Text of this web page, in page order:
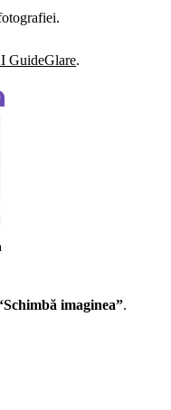
GuideGlare.
imaginea”.